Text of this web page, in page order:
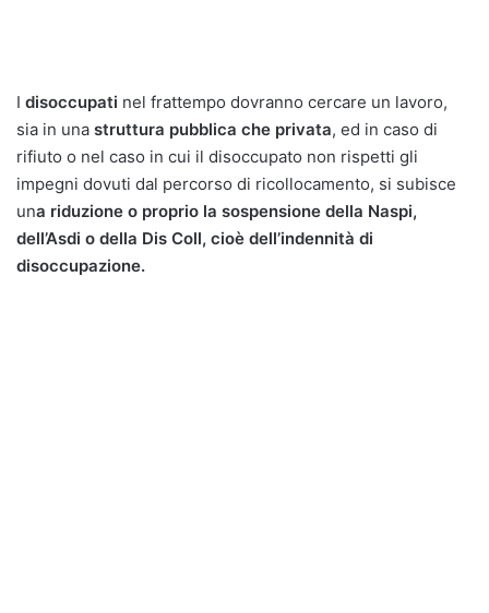
I disoccupati nel frattempo dovranno cercare un lavoro,
sia in una struttura pubblica che privata, ed in caso di
rifiuto o nel caso in cui il disoccupato non rispetti gli
impegni dovuti dal percorso di ricollocamento, si subisce
una riduzione o proprio la sospensione della Naspi,
dell’Asdi o della Dis Coll, cioè dell’indennità di
disoccupazione.